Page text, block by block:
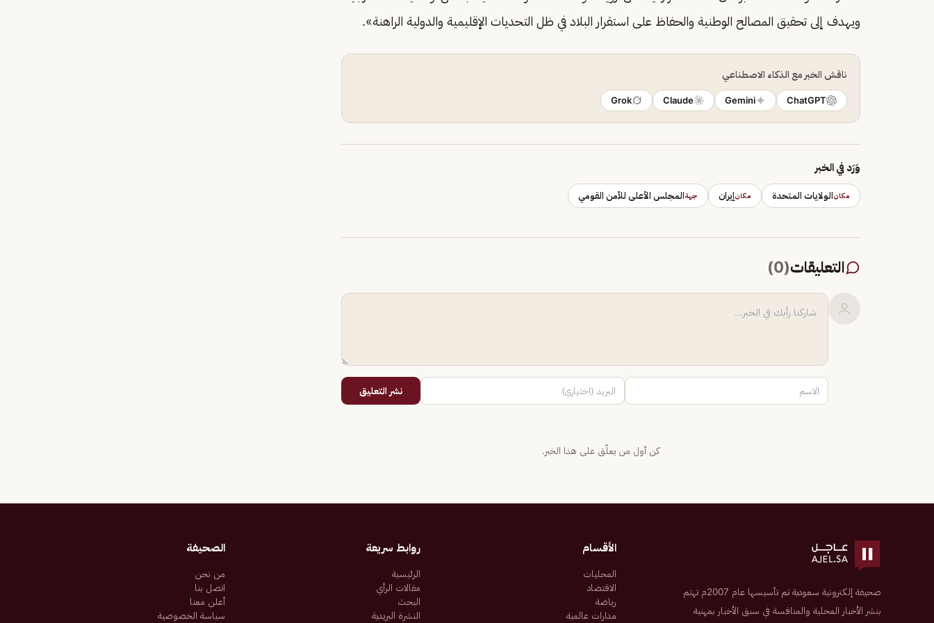
ويهدف إلى تحقيق المصالح الوطنية والحفاظ على استقرار البلاد في ظل التحديات الإقليمية والدولية الراهنة».
ناقش الخبر مع الذكاء الاصطناعي
ChatGPT
Gemini
Claude
Grok
وَرَد في الخبر
مكانالولايات المتحدة مكانإيران جهةالمجلس الأعلى للأمن القومي
التعليقات(
0
)
نشر التعليق
كن أول من يعلّق على هذا الخبر.
صحيفة إلكترونية سعودية تم تأسيسها عام 2007م تهتم
بنشر الأخبار المحلية والمنافسة في سبق الأخبار بمهنية
الأقسام
المحليات
الاقتصاد
رياضة
مدارات عالمية
روابط سريعة
الرئيسية
مقالات الرأي
البحث
النشرة البريدية
الصحيفة
من نحن
اتصل بنا
أعلن معنا
سياسة الخصوصية